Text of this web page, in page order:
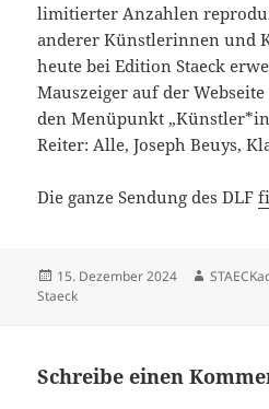
limitierter Anzahlen
anderer Künstlerinnen und
heute bei Edition Staeck
Mauszeiger auf der
den Menüpunkt
Reiter: Alle, Joseph Beuys,
Die ganze Sendung des DLF
Veröffentlicht
am
15. Dezember 2024 Autor
Staeck
Schreibe einen